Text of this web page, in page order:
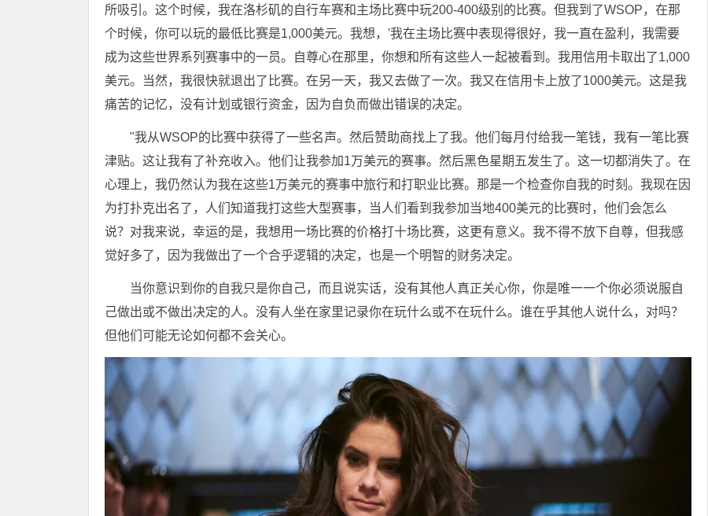
所吸引。这个时候，我在洛杉矶的自行车赛和主场比赛中玩200-400级别的比赛。但我到了WSOP，在那
个时候，你可以玩的最低比赛是1,000美元。我想，'我在主场比赛中表现得很好，我一直在盈利，我需要
成为这些世界系列赛事中的一员。自尊心在那里，你想和所有这些人一起被看到。我用信用卡取出了1,000
美元。当然，我很快就退出了比赛。在另一天，我又去做了一次。我又在信用卡上放了1000美元。这是我
痛苦的记忆，没有计划或银行资金，因为自负而做出错误的决定。
"我从WSOP的比赛中获得了一些名声。然后赞助商找上了我。他们每月付给我一笔钱，我有一笔比赛
津贴。这让我有了补充收入。他们让我参加1万美元的赛事。然后黑色星期五发生了。这一切都消失了。在
心理上，我仍然认为我在这些1万美元的赛事中旅行和打职业比赛。那是一个检查你自我的时刻。我现在因
为打扑克出名了，人们知道我打这些大型赛事，当人们看到我参加当地400美元的比赛时，他们会怎么
说？对我来说，幸运的是，我想用一场比赛的价格打十场比赛，这更有意义。我不得不放下自尊，但我感
觉好多了，因为我做出了一个合乎逻辑的决定，也是一个明智的财务决定。
当你意识到你的自我只是你自己，而且说实话，没有其他人真正关心你，你是唯一一个你必须说服自
己做出或不做出决定的人。没有人坐在家里记录你在玩什么或不在玩什么。谁在乎其他人说什么，对吗？
但他们可能无论如何都不会关心。